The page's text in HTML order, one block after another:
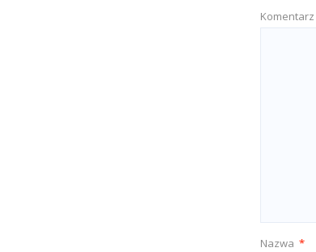
Komentarz
Nazwa *